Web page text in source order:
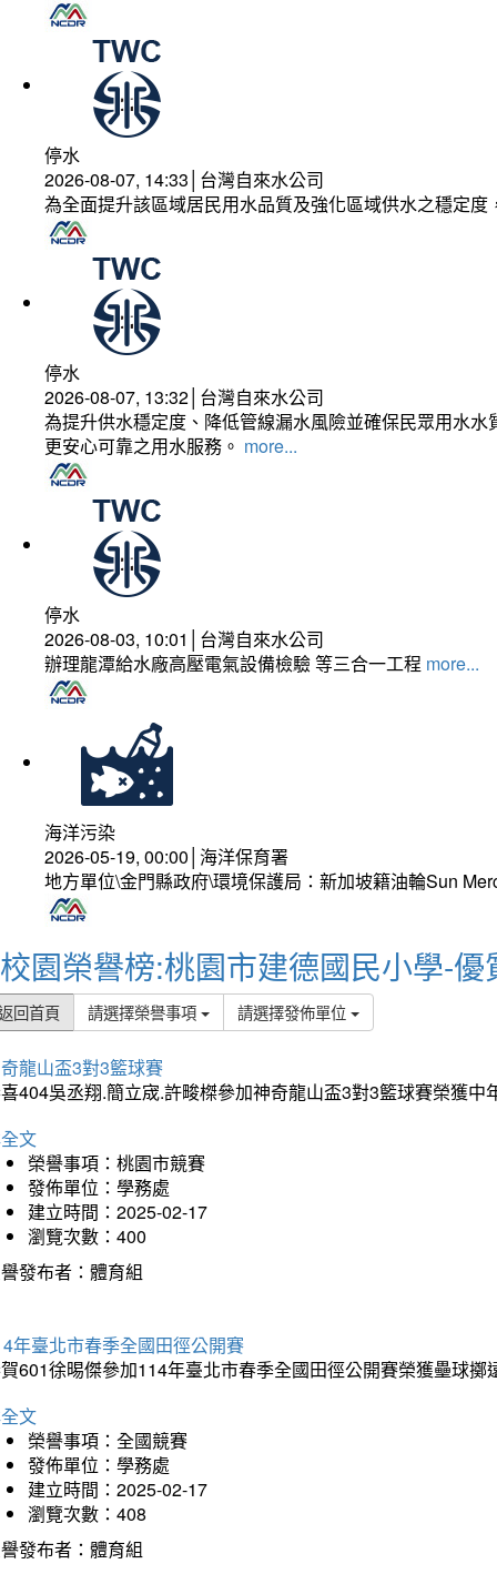
停水
2026-08-07, 14:33│台灣自來水公司
為全面提升該區域居民用水品質及強化區域供水之穩定
停水
2026-08-07, 13:32│台灣自來水公司
為提升供水穩定度、降低管線漏水風險並確保民眾用水
更安心可靠之用水服務。 more...
停水
2026-08-03, 10:01│台灣自來水公司
辦理龍潭給水廠高壓電氣設備檢驗 等三合一工程 more...
海洋污染
2026-05-19, 00:00│海洋保育署
地方單位\金門縣政府\環境保護局：新加坡籍油輪Sun
校園榮譽榜:桃園市建德國民小學-優
回首頁 請選擇榮譽事項 請選擇發佈單位
龍山盃3對3籃球賽
404吳丞翔.簡立宬.許畯榤參加神奇龍山盃3對3籃球賽榮獲中
文
榮譽事項：桃園市競賽
發佈單位：學務處
建立時間：2025-02-17
瀏覽次數：400
發布者：體育組
年臺北市春季全國田徑公開賽
601徐晹傑參加114年臺北市春季全國田徑公開賽榮獲壘球擲
文
榮譽事項：全國競賽
發佈單位：學務處
建立時間：2025-02-17
瀏覽次數：408
發布者：體育組